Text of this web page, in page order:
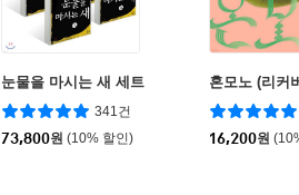
눈물을 마시는 새 세트
341건
73,800원 (10% 할인)
혼모노 (리커
16,200원